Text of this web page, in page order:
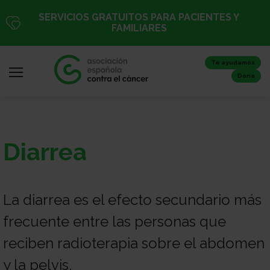
al
SERVICIOS GRATUITOS PARA PACIENTES Y
FAMILIARES
Te ayudamos
Dona
sesión
/
Diarrea
La diarrea es el efecto secundario más
frecuente entre las personas que
reciben radioterapia sobre el abdomen
y la pelvis.